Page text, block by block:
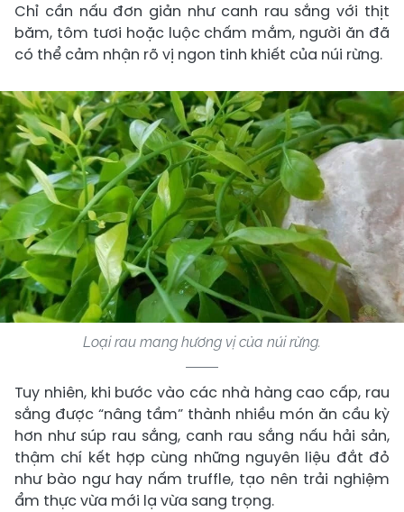
Chỉ cần nấu đơn giản như canh rau sắng với thịt
băm, tôm tươi hoặc luộc chấm mắm, người ăn đã
có thể cảm nhận rõ vị ngon tinh khiết của núi rừng.
Loại rau mang hương vị của núi rừng.
Tuy nhiên, khi bước vào các nhà hàng cao cấp, rau
sắng được “nâng tầm” thành nhiều món ăn cầu kỳ
hơn như súp rau sắng, canh rau sắng nấu hải sản,
thậm chí kết hợp cùng những nguyên liệu đắt đỏ
như bào ngư hay nấm truffle, tạo nên trải nghiệm
ẩm thực vừa mới lạ vừa sang trọng.